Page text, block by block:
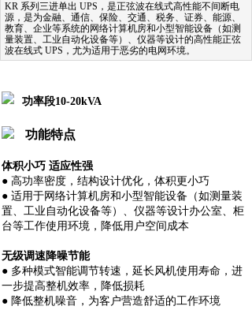
KR 系列三进单出 UPS，是正弦波在线式高性能不间断电
源，是为金融、通信、保险、交通、税务、证券、能源、
教育、企业等系统的网络计算机房和小型智能设备（如测
量装置、工业自动化设备等）、仪器等设计的高性能正弦
波在线式 UPS，尤为适用于恶劣的电网环境。
功率段10-20kVA
功能特点
体积小巧 适应性强
● 高功率密度，结构设计优化，体积更小巧
● 适用于网络计算机房和小型智能设备（如测量装
置、工业自动化设备等）、仪器等设计办公室、柜
台等工作使用环境，降低用户空间成本
无级调速降噪节能
● 多种模式智能调节转速，延长风机使用寿命，进
一步提高整机效率，降低损耗
● 降低整机噪音，为客户营造舒适的工作环境